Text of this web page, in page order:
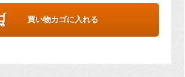
買い物カゴに入れる